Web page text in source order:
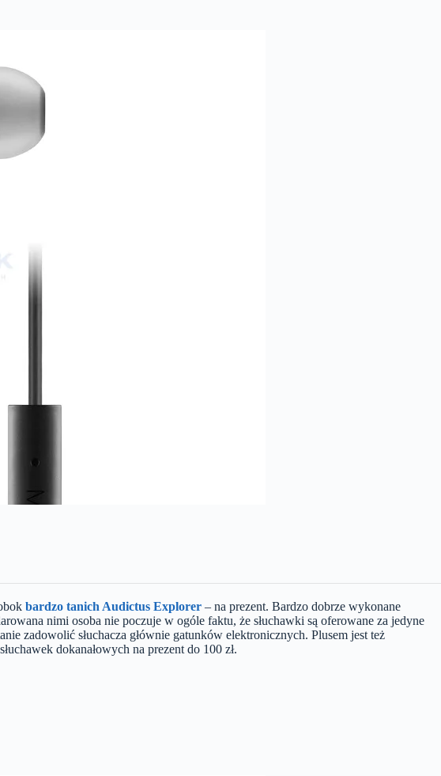
bardzo tanich Audictus Explorer – na prezent. Bardzo dobrze wykonane
nimi osoba nie poczuje w ogóle faktu, że słuchawki są oferowane za jedyne
zadowolić słuchacza głównie gatunków elektronicznych. Plusem jest też
dokanałowych na prezent do 100 zł.